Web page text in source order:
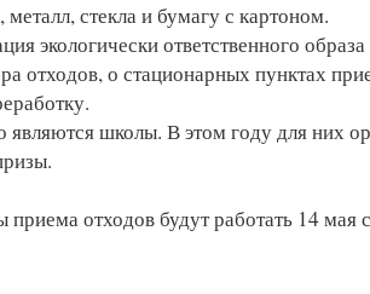
стекла и бумагу с картоном.
экологически ответственного
отходов, о стационарных пунктах
школы. В этом году для них
отходов будут работать 14